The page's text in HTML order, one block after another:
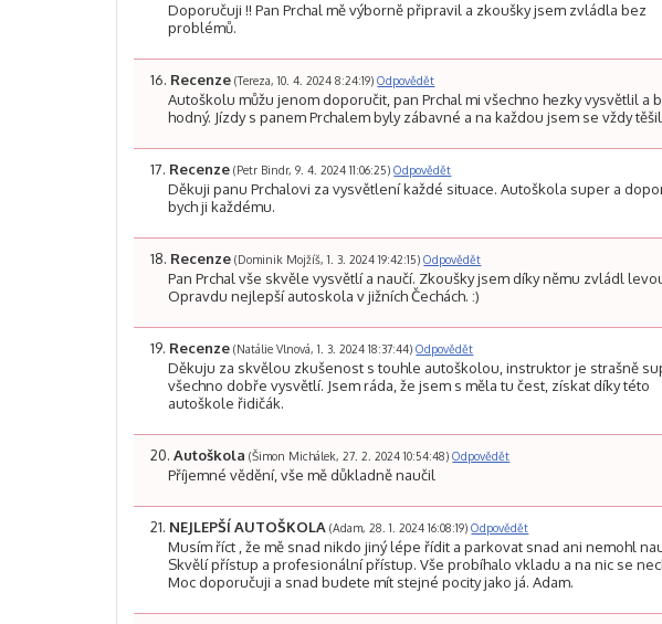
Doporučuji !! Pan Prchal mě výborně připravil a zkoušky jsem zvládla bez
problémů.
Recenze(Tereza, 10. 4. 2024 8:24:19) Odpovědět
Autoškolu můžu jenom doporučit, pan Prchal mi všechno hezky vysvětlil a
hodný. Jízdy s panem Prchalem byly zábavné a na každou jsem se vždy
Recenze(Petr Bindr, 9. 4. 2024 11:06:25) Odpovědět
Děkuji panu Prchalovi za vysvětlení každé situace. Autoškola super a
bych ji každému.
Recenze(Dominik Mojžíš, 1. 3. 2024 19:42:15) Odpovědět
Pan Prchal vše skvěle vysvětlí a naučí. Zkoušky jsem díky němu zvládl
Opravdu nejlepší autoskola v jižních Čechách. :)
Recenze(Natálie Vlnová, 1. 3. 2024 18:37:44) Odpovědět
Děkuju za skvělou zkušenost s touhle autoškolou, instruktor je strašně
všechno dobře vysvětlí. Jsem ráda, že jsem s měla tu čest, získat díky této
autoškole řidičák.
Autoškola(Šimon Michálek, 27. 2. 2024 10:54:48) Odpovědět
Příjemné vědění, vše mě důkladně naučil
NEJLEPŠÍ AUTOŠKOLA(Adam, 28. 1. 2024 16:08:19) Odpovědět
Musím říct , že mě snad nikdo jiný lépe řídit a parkovat snad ani nemohl
Skvělí přístup a profesionální přístup. Vše probíhalo vkladu a na nic se
Moc doporučuji a snad budete mít stejné pocity jako já. Adam.